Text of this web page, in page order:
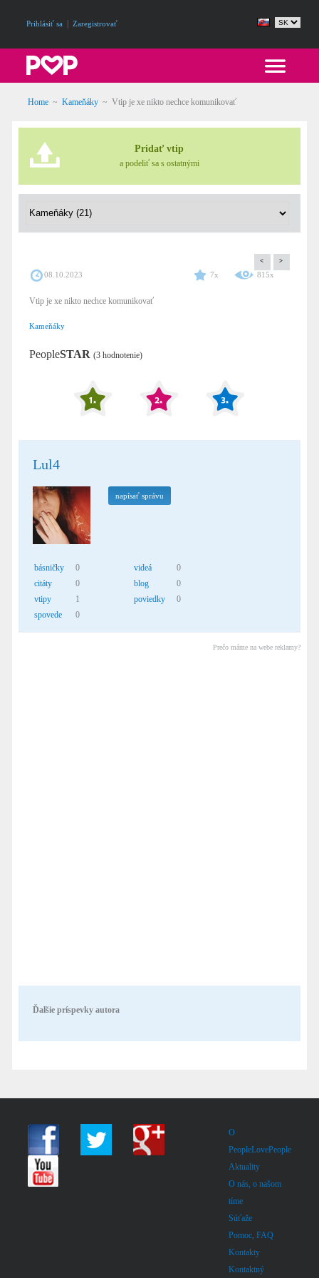
Prihlásiť sa Zaregistrovať
Home ~ Kameňáky ~ Vtip je xe nikto nechce komunikovať
Pridať vtip
a podeliť sa s ostatnými
< >
08.10.2023 7x 815x
Vtip je xe nikto nechce komunikovať
Kameňáky
PeopleSTAR (3 hodnotenie)
Lul4
napísať správu
básničky
0
citáty
0
vtipy
1
spovede
0
videá
0
blog
0
poviedky
0
Prečo máme na webe reklamy?
Ďalšie príspevky autora
O
PeopleLovePeople
Aktuality
O nás, o našom
tíme
Súťaže
Pomoc, FAQ
Kontakty
Kontaktný